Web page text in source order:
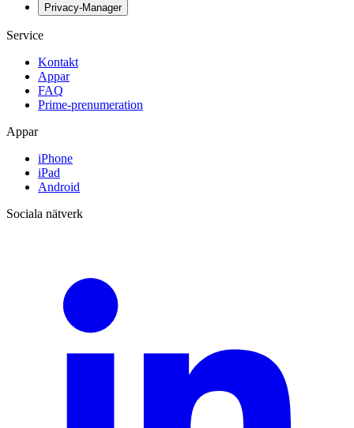
Privacy-Manager
Service
Kontakt
Appar
FAQ
Prime-prenumeration
Appar
iPhone
iPad
Android
Sociala nätverk